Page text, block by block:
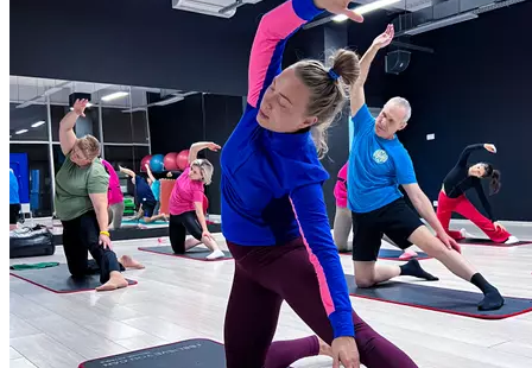
Комплексы упражнений позволяют добиться потрясающего
результата. Пилатес направлен на улучшение координации
и осанки, развитие подвижности, гибкости суставов
и позвоночника. На занятиях присутствуют в большом
количестве дыхательные упражнения, благодаря чему после
тренировок улучшается общее физическое и эмоциональное
состояние. Продолжительность 55 минут.